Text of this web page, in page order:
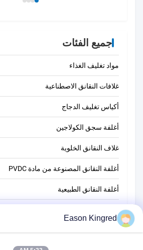
جميع الفئات
مواد تغليف الغذاء
غلافات النقانق الاصطناعية
أكياس تغليف الدجاج
أغلفة سجق الكولاجين
غلاف النقانق الخلوية
أغلفة النقانق المصنوعة من مادة PVDC
أغلفة النقانق الطبيعية
Eason Kingred